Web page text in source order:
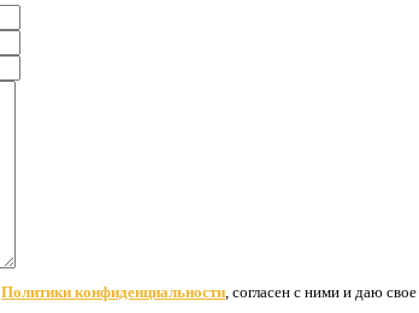
Политики конфиденциальности, согласен с ними и даю свое